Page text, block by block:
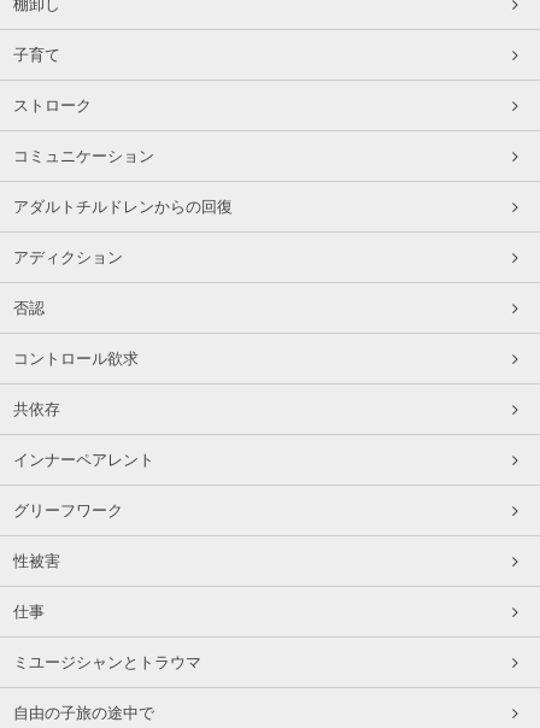
棚卸し
子育て
ストローク
コミュニケーション
アダルトチルドレンからの回復
アディクション
否認
コントロール欲求
共依存
インナーペアレント
グリーフワーク
性被害
仕事
ミユージシャンとトラウマ
自由の子旅の途中で